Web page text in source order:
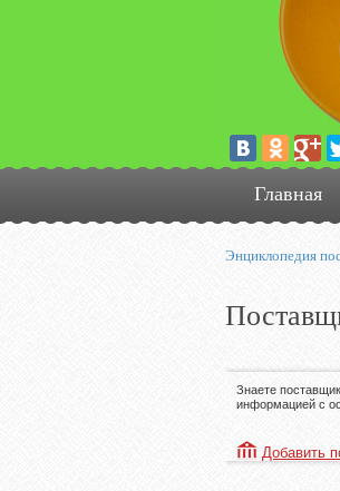
Главная
Энциклопедия
Знаете
информацией с
Добавить